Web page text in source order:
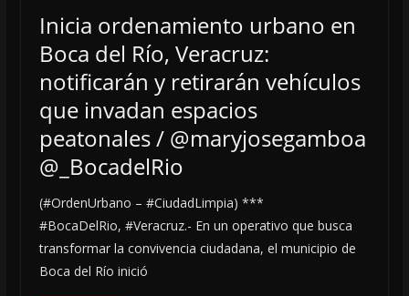
Inicia ordenamiento urbano en
Boca del Río, Veracruz:
notificarán y retirarán vehículos
que invadan espacios
peatonales / @maryjosegamboa
@_BocadelRio
(#OrdenUrbano – #CiudadLimpia) ***
#BocaDelRio, #Veracruz.- En un operativo que busca
transformar la convivencia ciudadana, el municipio de
Boca del Río inició